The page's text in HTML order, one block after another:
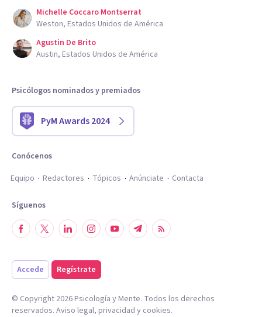
Michelle Coccaro Montserrat
Weston, Estados Unidos de América
Agustin De Brito
Austin, Estados Unidos de América
Psicólogos nominados y premiados
PyM Awards 2024
Conócenos
Equipo
Redactores Tópicos Anúnciate Contacta
Síguenos
Accede Regístrate
© Copyright 2026Psicología y Mente. Todos los derechos
reservados. Aviso legal, privacidad y cookies.